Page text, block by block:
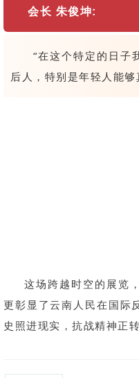
会长 朱俊坤:
“在这个特定的日子
后人，特别是年轻人能
这场跨越时空的展览
更彰显了云南人民在国际
史照进现实，抗战精神正